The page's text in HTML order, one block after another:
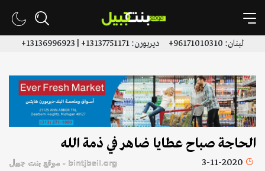
لبنان: 96171010310+ ديربورن: 13137751171+ | 13136996923+
الحاجة صباح عطايا ضاهر في ذمة الله
3-11-2020 bintjbeil.org - موقع بنت جبيل